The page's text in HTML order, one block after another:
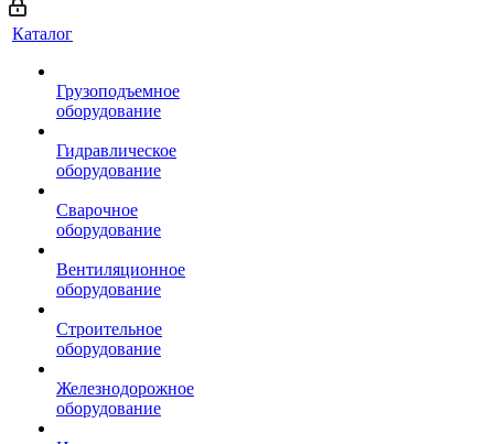
Каталог
Грузоподъемное
оборудование
Гидравлическое
оборудование
Сварочное
оборудование
Вентиляционное
оборудование
Строительное
оборудование
Железнодорожное
оборудование